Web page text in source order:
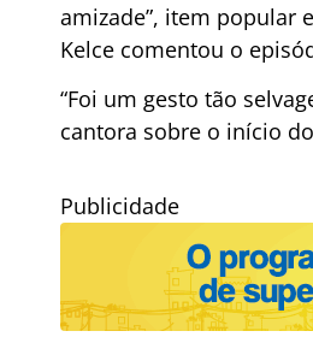
amizade”, item popular
Kelce comentou o
“Foi um gesto tão
cantora sobre o início
Publicidade